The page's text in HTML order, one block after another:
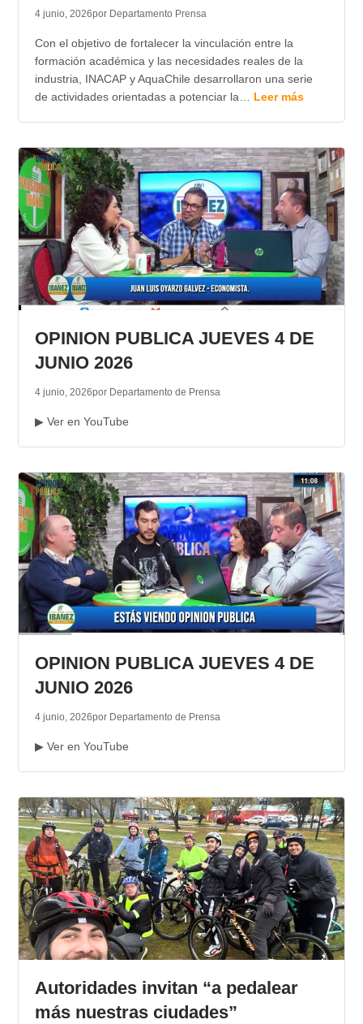
4 junio, 2026por Departamento Prensa
Con el objetivo de fortalecer la vinculación entre la
formación académica y las necesidades reales de la
industria, INACAP y AquaChile desarrollaron una serie
de actividades orientadas a potenciar la… Leer más
OPINION PUBLICA JUEVES 4 DE
JUNIO 2026
4 junio, 2026por Departamento de Prensa
▶ Ver en YouTube
OPINION PUBLICA JUEVES 4 DE
JUNIO 2026
4 junio, 2026por Departamento de Prensa
▶ Ver en YouTube
Autoridades invitan “a pedalear
más nuestras ciudades”